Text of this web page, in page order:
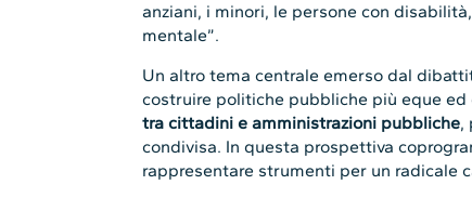
anziani, i minori, le persone con
mentale”.
Un altro tema centrale emerso dal
costruire politiche pubbliche più eque
tra cittadini e amministrazioni pubbliche,
condivisa. In questa prospettiva
rappresentare strumenti per un radicale